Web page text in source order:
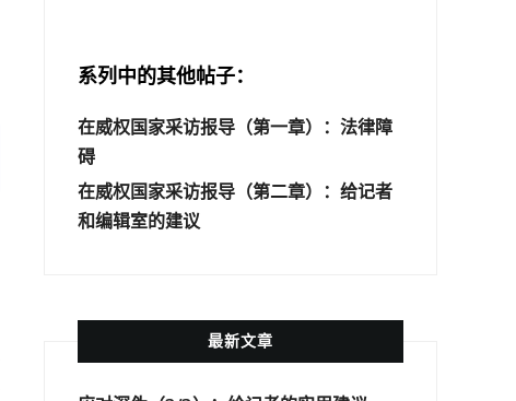
系列中的其他帖子：
在威权国家采访报导（第一章）：法律障
碍
在威权国家采访报导（第二章）：给记者
和编辑室的建议
最新文章